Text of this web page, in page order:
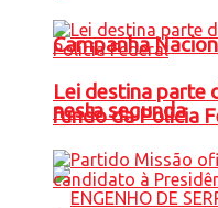
Campanha
nesta segunda
Lei destina parte
fundo da Polícia